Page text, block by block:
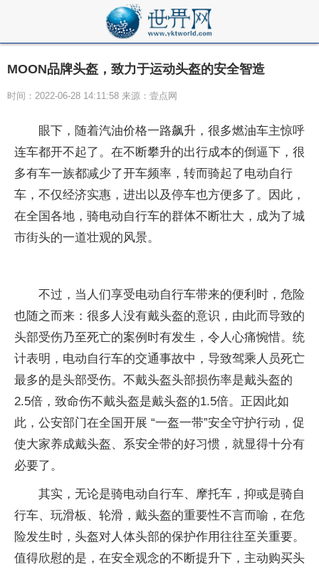
MOON品牌头盔，致力于运动头盔的安全智造
时间：2022-06-28 14:11:58 来源：壹点网
眼下，随着汽油价格一路飙升，很多燃油车主惊呼
连车都开不起了。在不断攀升的出行成本的倒逼下，很
多有车一族都减少了开车频率，转而骑起了电动自行
车，不仅经济实惠，进出以及停车也方便多了。因此，
在全国各地，骑电动自行车的群体不断壮大，成为了城
市街头的一道壮观的风景。
不过，当人们享受电动自行车带来的便利时，危险
也随之而来：很多人没有戴头盔的意识，由此而导致的
头部受伤乃至死亡的案例时有发生，令人心痛惋惜。统
计表明，电动自行车的交通事故中，导致驾乘人员死亡
最多的是头部受伤。不戴头盔头部损伤率是戴头盔的
2.5倍，致命伤不戴头盔是戴头盔的1.5倍。正因此如
此，公安部门在全国开展 “一盔一带”安全守护行动，促
使大家养成戴头盔、系安全带的好习惯，就显得十分有
必要了。
其实，无论是骑电动自行车、摩托车，抑或是骑自
行车、玩滑板、轮滑，戴头盔的重要性不言而喻，在危
险发生时，头盔对人体头部的保护作用往往至关重要。
值得欣慰的是，在安全观念的不断提升下，主动购买头